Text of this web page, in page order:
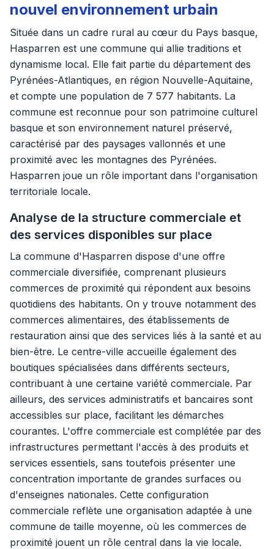
nouvel environnement urbain
Située dans un cadre rural au cœur du Pays basque,
Hasparren est une commune qui allie traditions et
dynamisme local. Elle fait partie du département des
Pyrénées-Atlantiques, en région Nouvelle-Aquitaine,
et compte une population de 7 577 habitants. La
commune est reconnue pour son patrimoine culturel
basque et son environnement naturel préservé,
caractérisé par des paysages vallonnés et une
proximité avec les montagnes des Pyrénées.
Hasparren joue un rôle important dans l'organisation
territoriale locale.
Analyse de la structure commerciale et
des services disponibles sur place
La commune d'Hasparren dispose d'une offre
commerciale diversifiée, comprenant plusieurs
commerces de proximité qui répondent aux besoins
quotidiens des habitants. On y trouve notamment des
commerces alimentaires, des établissements de
restauration ainsi que des services liés à la santé et au
bien-être. Le centre-ville accueille également des
boutiques spécialisées dans différents secteurs,
contribuant à une certaine variété commerciale. Par
ailleurs, des services administratifs et bancaires sont
accessibles sur place, facilitant les démarches
courantes. L'offre commerciale est complétée par des
infrastructures permettant l'accès à des produits et
services essentiels, sans toutefois présenter une
concentration importante de grandes surfaces ou
d'enseignes nationales. Cette configuration
commerciale reflète une organisation adaptée à une
commune de taille moyenne, où les commerces de
proximité jouent un rôle central dans la vie locale.